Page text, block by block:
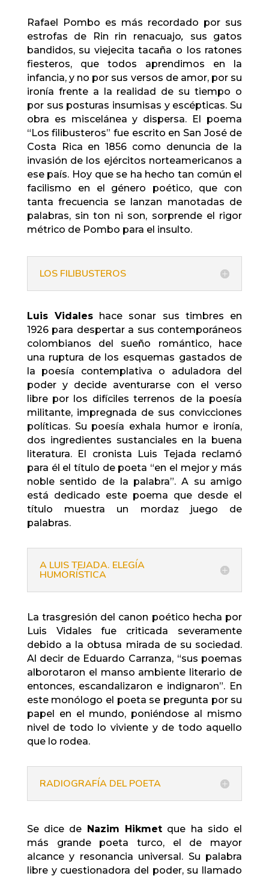
Rafael Pombo es más recordado por sus
estrofas de Rin rin renacuajo, sus gatos
bandidos, su viejecita tacaña o los ratones
fiesteros, que todos aprendimos en la
infancia, y no por sus versos de amor, por su
ironía frente a la realidad de su tiempo o
por sus posturas insumisas y escépticas. Su
obra es miscelánea y dispersa. El poema
“Los filibusteros” fue escrito en San José de
Costa Rica en 1856 como denuncia de la
invasión de los ejércitos norteamericanos a
ese país. Hoy que se ha hecho tan común el
facilismo en el género poético, que con
tanta frecuencia se lanzan manotadas de
palabras, sin ton ni son, sorprende el rigor
métrico de Pombo para el insulto.
LOS FILIBUSTEROS
Luis Vidales hace sonar sus timbres en
1926 para despertar a sus contemporáneos
colombianos del sueño romántico, hace
una ruptura de los esquemas gastados de
la poesía contemplativa o aduladora del
poder y decide aventurarse con el verso
libre por los difíciles terrenos de la poesía
militante, impregnada de sus convicciones
políticas. Su poesía exhala humor e ironía,
dos ingredientes sustanciales en la buena
literatura. El cronista Luis Tejada reclamó
para él el título de poeta “en el mejor y más
noble sentido de la palabra”. A su amigo
está dedicado este poema que desde el
título muestra un mordaz juego de
palabras.
A LUIS TEJADA. ELEGÍA
HUMORÍSTICA
La trasgresión del canon poético hecha por
Luis Vidales fue criticada severamente
debido a la obtusa mirada de su sociedad.
Al decir de Eduardo Carranza, “sus poemas
alborotaron el manso ambiente literario de
entonces, escandalizaron e indignaron”. En
este monólogo el poeta se pregunta por su
papel en el mundo, poniéndose al mismo
nivel de todo lo viviente y de todo aquello
que lo rodea.
RADIOGRAFÍA DEL POETA
Se dice de Nazim Hikmet que ha sido el
más grande poeta turco, el de mayor
alcance y resonancia universal. Su palabra
libre y cuestionadora del poder, su llamado